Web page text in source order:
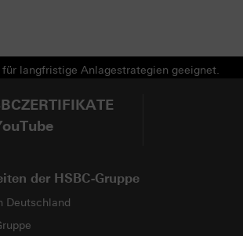
langfristige Anlagestrategien geeignet.
der HSBC-Gruppe
Deutschland